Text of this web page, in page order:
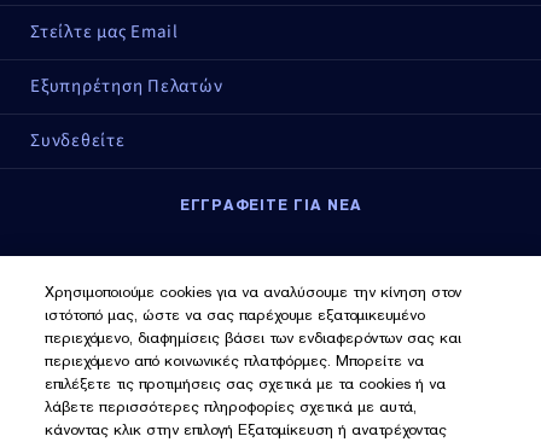
Στείλτε μας Email
Εξυπηρέτηση Πελατών
Συνδεθείτε
ΕΓΓΡΑΦΕΙΤΕ ΓΙΑ ΝΕΑ
Χρησιμοποιούμε cookies για να αναλύσουμε την κίνηση στον
ιστότοπό μας, ώστε να σας παρέχουμε εξατομικευμένο
περιεχόμενο, διαφημίσεις βάσει των ενδιαφερόντων σας και
περιεχόμενο από κοινωνικές πλατφόρμες. Μπορείτε να
επιλέξετε τις προτιμήσεις σας σχετικά με τα cookies ή να
λάβετε περισσότερες πληροφορίες σχετικά με αυτά,
κάνοντας κλικ στην επιλογή Εξατομίκευση ή ανατρέχοντας